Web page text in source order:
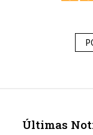
Últimas